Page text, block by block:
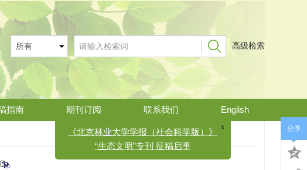
高级检索
指南 期刊订阅 联系我们 English
分享
《北京林业大学学报（社会科学版）》
“生态文明”专刊 征稿启事